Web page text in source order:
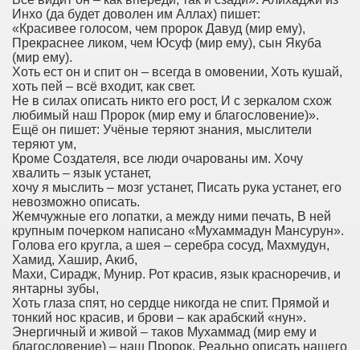
Инхо (да будет доволен им Аллах) пишет:
«Красивее голосом, чем пророк Давуд (мир ему),
Прекраснее ликом, чем Юсуф (мир ему), сын Якуба
(мир ему).
Хоть ест он и спит он – всегда в омовении, Хоть кушай,
хоть пей – всё входит, как свет.
Не в силах описать никто его рост, И с зеркалом схож
любимый наш Пророк (мир ему и благословение)».
Ещё он пишет: Учёные теряют знания, мыслители
теряют ум,
Кроме Создателя, все люди очарованы им. Хочу
хвалить – язык устанет,
хочу я мыслить – мозг устанет, Писать рука устанет, его
невозможно описать.
Жемчужные его лопатки, а между ними печать, В ней
крупным почерком написано «Мухаммадун Мансурун».
Голова его кругла, а шея – серебра сосуд, Махмудун,
Хамид, Хашир, Акиб,
Махи, Сирадж, Мунир. Рот красив, язык красноречив, и
янтарны зубы,
Хоть глаза спят, но сердце никогда не спит. Прямой и
тонкий нос красив, и брови – как арабский «нун».
Энергичный и живой – таков Мухаммад (мир ему и
благословение) – наш Пророк. Реально описать нашего